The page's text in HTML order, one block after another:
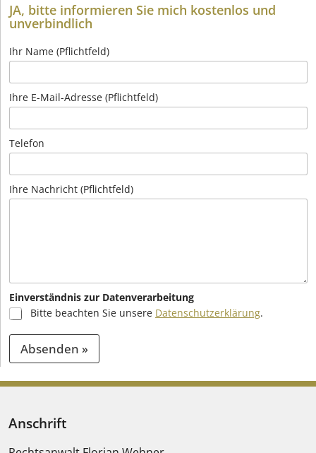
JA, bitte informieren Sie mich kostenlos und
unverbindlich
Ihr Name (Pflichtfeld)
Ihre E-Mail-Adresse (Pflichtfeld)
Telefon
Ihre Nachricht (Pflichtfeld)
Einverständnis zur Datenverarbeitung
Bitte beachten Sie unsere Datenschutzerklärung.
Absenden »
t
Anschrift